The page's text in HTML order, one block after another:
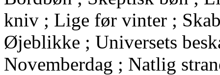
kniv ; Lige før vinter ;
Øjeblikke ; Universets
Novemberdag ; Natlig